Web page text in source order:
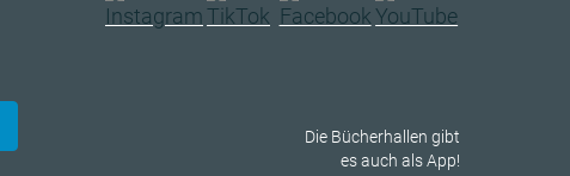
Die Bücherhallen gibt
es auch als App!